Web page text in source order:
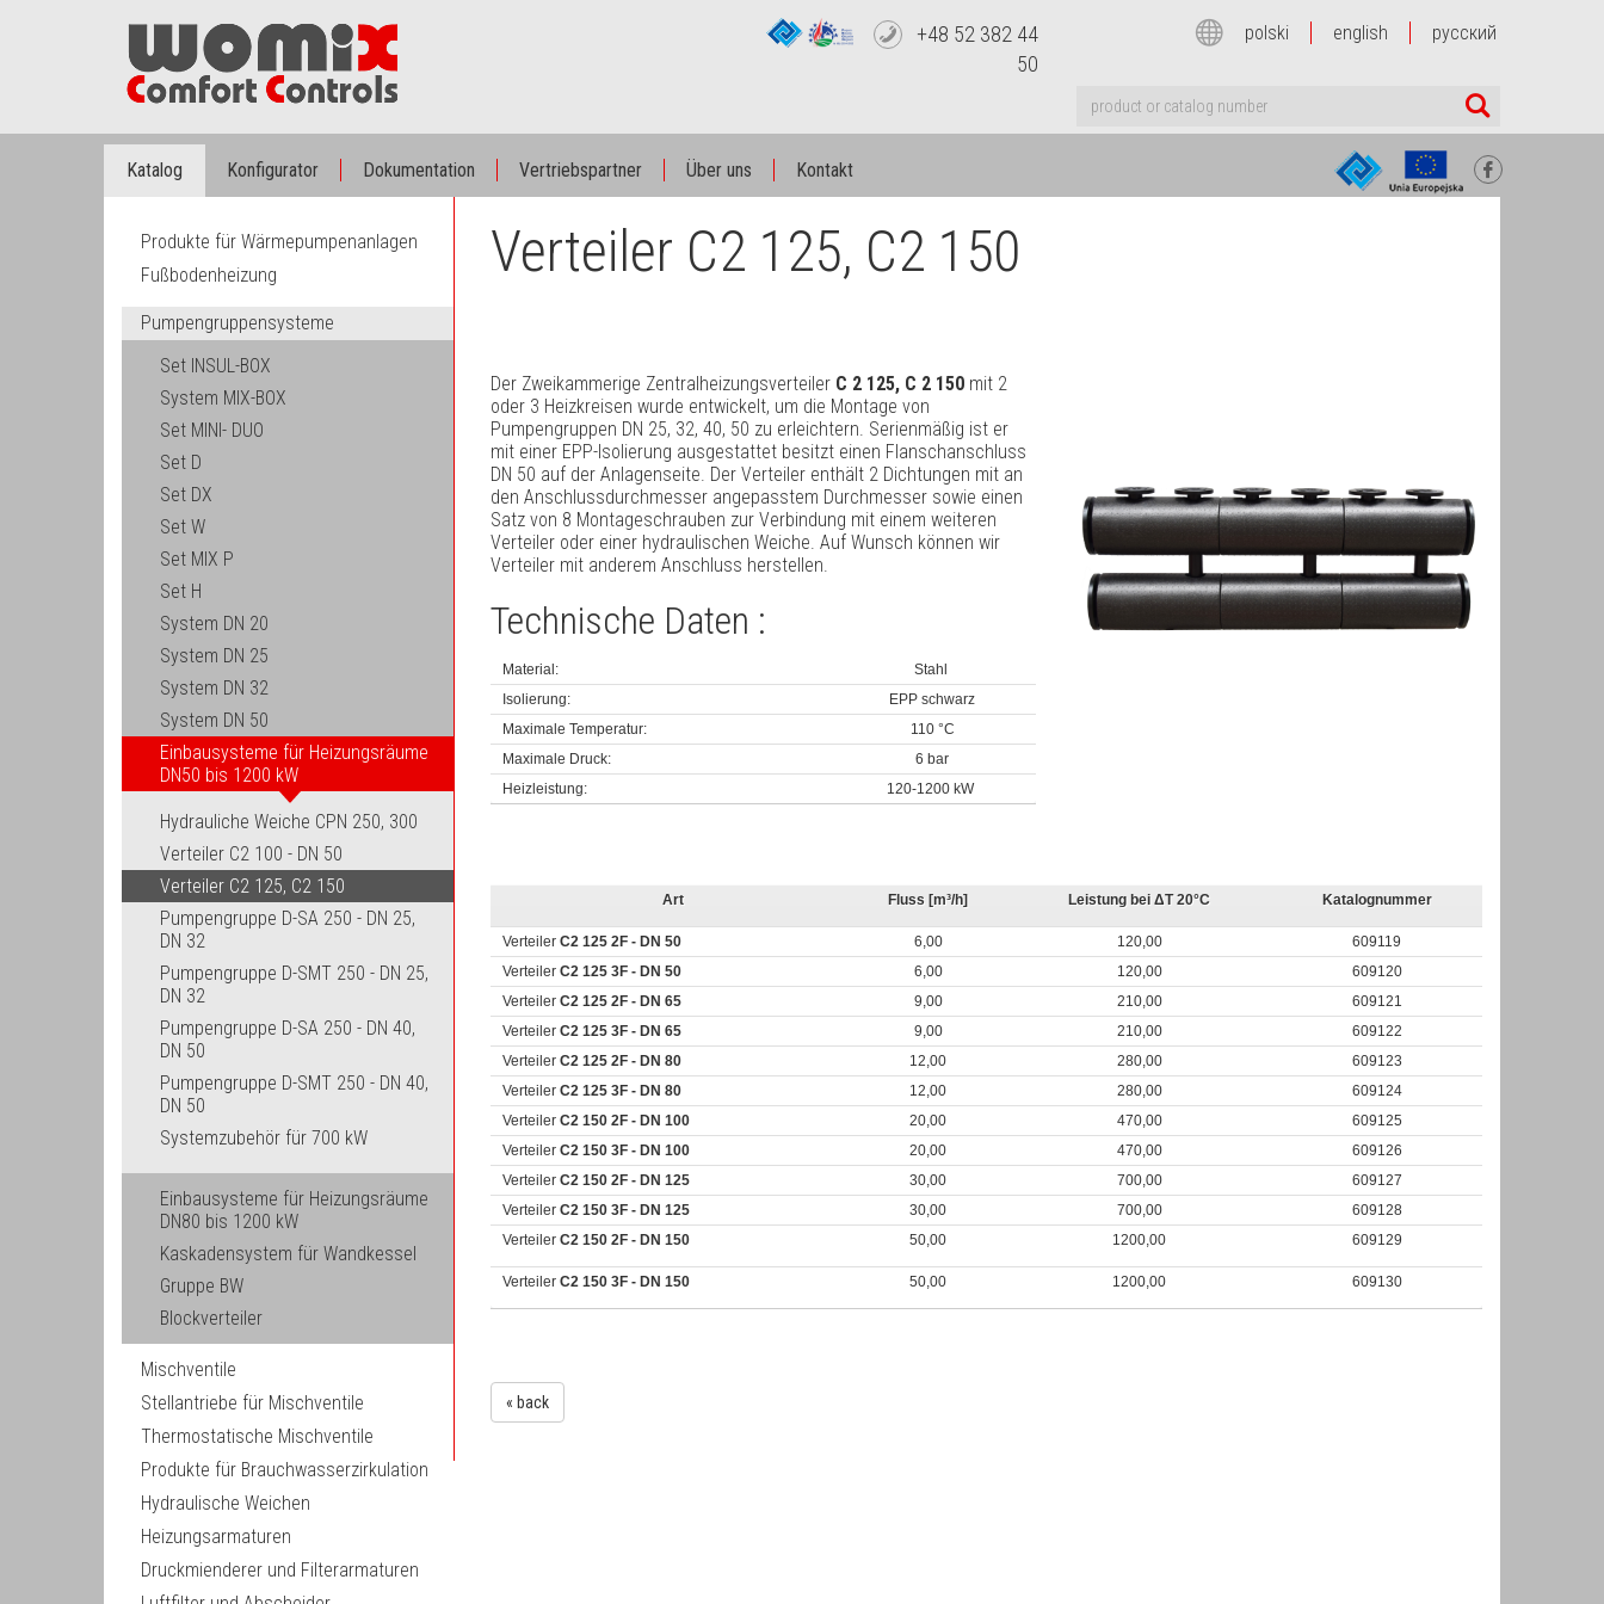
+48 52 382 44
50
polski english русский
Katalog Konfigurator Dokumentation Vertriebspartner Über uns Kontakt
Produkte für Wärmepumpenanlagen
Fußbodenheizung
Pumpengruppensysteme
Set INSUL-BOX
System MIX-BOX
Set MINI- DUO
Set D
Set DX
Set W
Set MIX P
Set H
System DN 20
System DN 25
System DN 32
System DN 50
Einbausysteme für Heizungsräume
DN50 bis 1200 kW
Hydrauliche Weiche CPN 250, 300
Verteiler C2 100 - DN 50
Verteiler C2 125, C2 150
Pumpengruppe D-SA 250 - DN 25,
DN 32
Pumpengruppe D-SMT 250 - DN 25,
DN 32
Pumpengruppe D-SA 250 - DN 40,
DN 50
Pumpengruppe D-SMT 250 - DN 40,
DN 50
Systemzubehör für 700 kW
Einbausysteme für Heizungsräume
DN80 bis 1200 kW
Kaskadensystem für Wandkessel
Gruppe BW
Blockverteiler
Mischventile
Stellantriebe für Mischventile
Thermostatische Mischventile
Produkte für Brauchwasserzirkulation
Hydraulische Weichen
Heizungsarmaturen
Druckmienderer und Filterarmaturen
Verteiler C2 125, C2 150
Der Zweikammerige Zentralheizungsverteiler C 2 125, C 2 150mit 2
oder 3 Heizkreisen wurde entwickelt, um die Montage von
Pumpengruppen DN 25, 32, 40, 50 zu erleichtern. Serienmäßig ist er
mit einer EPP-Isolierung ausgestattet besitzt einen Flanschanschluss
DN 50 auf der Anlagenseite. Der Verteiler enthält 2 Dichtungen mit an
den Anschlussdurchmesser angepasstem Durchmesser sowie einen
Satz von 8 Montageschrauben zur Verbindung mit einem weiteren
Verteiler oder einer hydraulischen Weiche. Auf Wunsch können wir
Verteiler mit anderem Anschluss herstellen.
Technische Daten :
Material :
Stahl
Isolierung: EPP schwarz
Maximale Temperatur:
110 °C
Maximale Druck:
6 bar
Heizleistung: 120-1200 kW
Art Fluss [m³/h] Leistung bei ΔT 20°C Katalognummer
Verteiler C2 125 2F - DN 50 6,00 120,00
609119
Verteiler C2 125 3F - DN 50 6,00 120,00
609120
Verteiler C2 125 2F - DN 65 9,00 210,00
609121
Verteiler C2 125 3F - DN 65 9,00 210,00
609122
Verteiler C2 125 2F - DN 80 12,00 280,00
609123
Verteiler C2 125 3F - DN 80 12,00 280,00
609124
Verteiler C2 150 2F - DN 100 20,00 470,00
609125
Verteiler C2 150 3F - DN 100 20,00 470,00
609126
Verteiler C2 150 2F - DN 125 30,00 700,00
609127
Verteiler C2 150 3F - DN 125 30,00 700,00
609128
Verteiler C2 150 2F - DN 150 50,00 1200,00 609129
Verteiler C2 150 3F - DN 150 50,00 1200,00 609130
« back